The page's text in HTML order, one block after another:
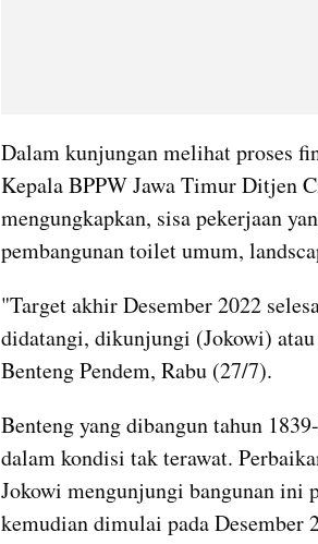
Dalam kunjungan melihat proses
Kepala BPPW Jawa Timur Ditjen
mengungkapkan, sisa pekerjaan
pembangunan toilet umum,
"Target akhir Desember 2022
didatangi, dikunjungi (Jokowi)
Benteng Pendem, Rabu (27/7).
Benteng yang dibangun tahun
dalam kondisi tak terawat.
Jokowi mengunjungi bangunan ini
kemudian dimulai pada Desember